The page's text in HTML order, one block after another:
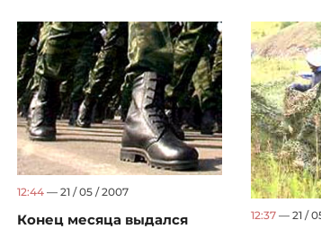
12:44 — 21 / 05 / 2007
Конец месяца выдался
12:37 — 21 /